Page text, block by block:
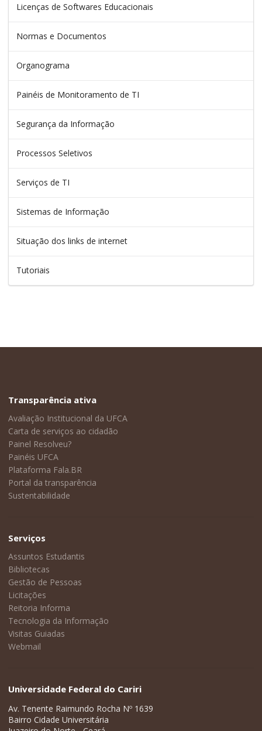
Licenças de Softwares Educacionais
Normas e Documentos
Organograma
Painéis de Monitoramento de TI
Segurança da Informação
Processos Seletivos
Serviços de TI
Sistemas de Informação
Situação dos links de internet
Tutoriais
Transparência ativa
Avaliação Institucional da UFCA
Carta de serviços ao cidadão
Painel Resolveu?
Painéis UFCA
Plataforma Fala.BR
Portal da transparência
Sustentabilidade
Serviços
Assuntos Estudantis
Bibliotecas
Gestão de Pessoas
Licitações
Reitoria Informa
Tecnologia da Informação
Visitas Guiadas
Webmail
Universidade Federal do Cariri
Av. Tenente Raimundo Rocha Nº 1639
Bairro Cidade Universitária